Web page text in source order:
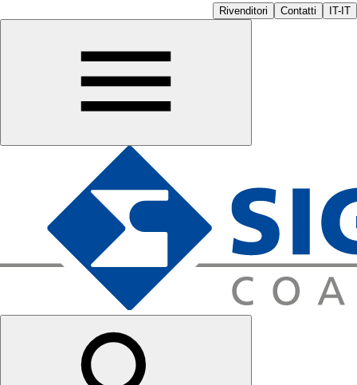
Rivenditori Contatti IT-IT